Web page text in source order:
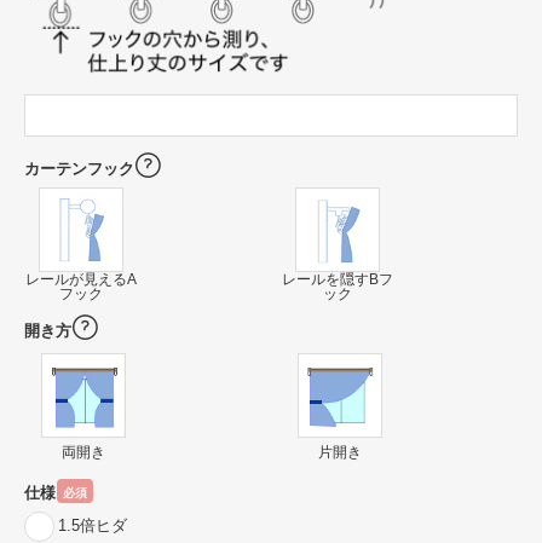
カーテンフック
レールが見えるA
フック
レールを隠すBフ
ック
開き方
両開き 片開き
仕様 必須
1.5倍ヒダ